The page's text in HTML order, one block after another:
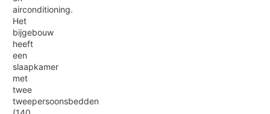
airconditioning.
Het
bijgebouw
heeft
een
slaapkamer
met
twee
tweepersoonsbedden